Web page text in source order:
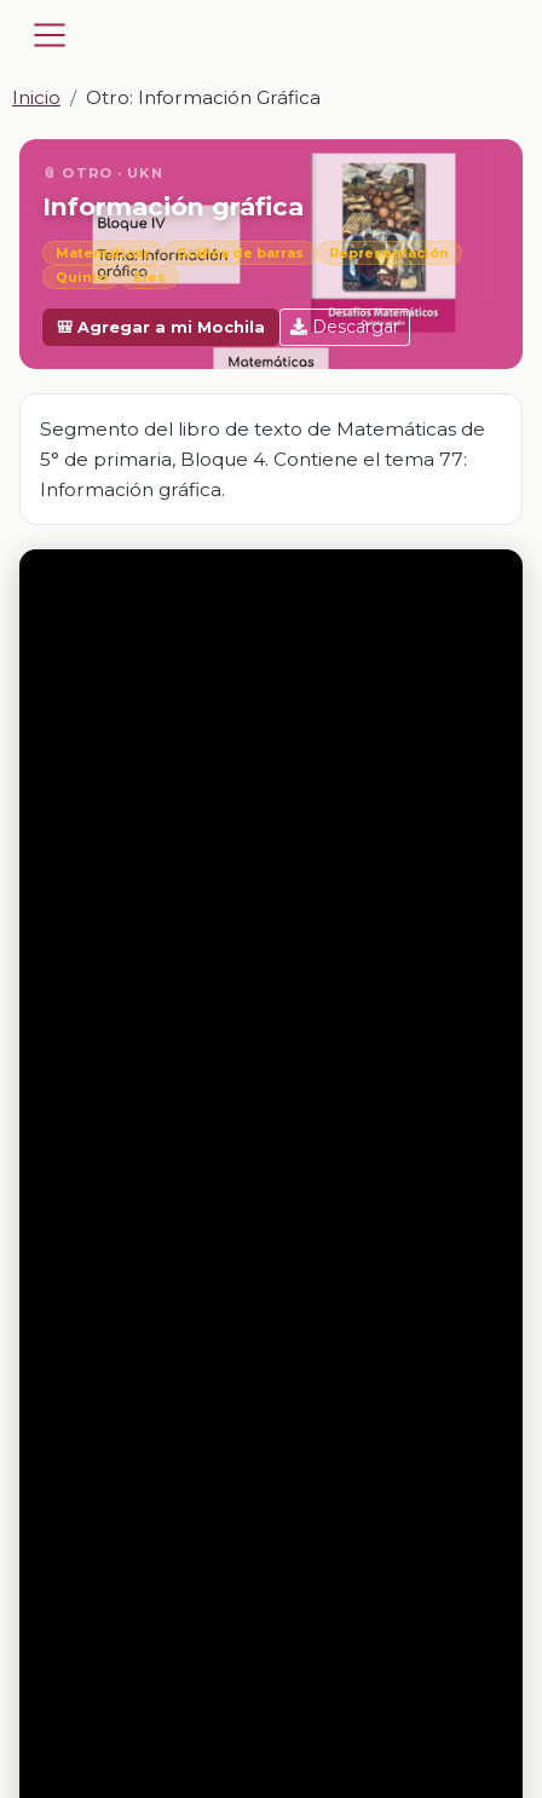
Inicio Otro: Información Gráfica
📎 OTRO · UKN
Información gráfica
Matemáticas Gráfica de barras
Representación
Quinto
Ejes
🎒 Agregar a mi Mochila Descargar
Segmento del libro de texto de Matemáticas de
5° de primaria, Bloque 4. Contiene el tema 77:
Información gráfica.